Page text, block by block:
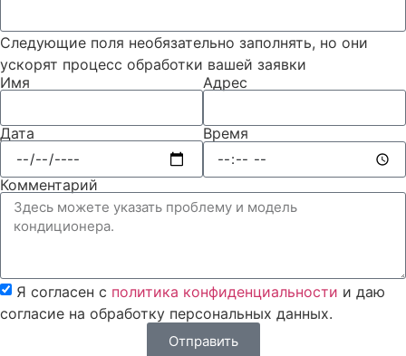
Следующие поля необязательно заполнять, но они
ускорят процесс обработки вашей заявки
Имя
Адрес
Дата Время
Комментарий
Я согласен с политика конфиденциальности и даю
согласие на обработку персональных данных.
Отправить